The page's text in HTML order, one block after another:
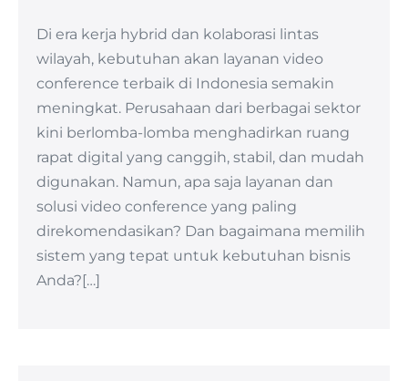
Di era kerja hybrid dan kolaborasi lintas
wilayah, kebutuhan akan layanan video
conference terbaik di Indonesia semakin
meningkat. Perusahaan dari berbagai sektor
kini berlomba-lomba menghadirkan ruang
rapat digital yang canggih, stabil, dan mudah
digunakan. Namun, apa saja layanan dan
solusi video conference yang paling
direkomendasikan? Dan bagaimana memilih
sistem yang tepat untuk kebutuhan bisnis
Anda?[…]